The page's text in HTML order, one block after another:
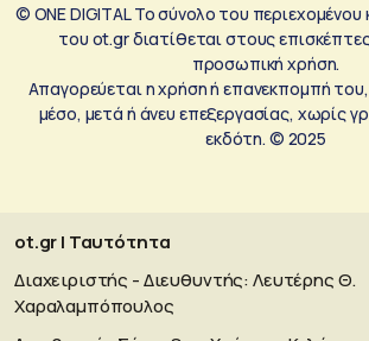
© ONE DIGITAL Το σύνολο του
του ot.gr διατίθεται στους
προσωπική χρήση.
Απαγορεύεται η χρήση ή επανεκπομπή
μέσο, μετά ή άνευ επεξεργασίας, χωρίς
εκδότη. © 2025
ot.gr | Ταυτότητα
Διαχειριστής - Διευθυντής: Λευτέρης Θ.
Χαραλαμπόπουλος